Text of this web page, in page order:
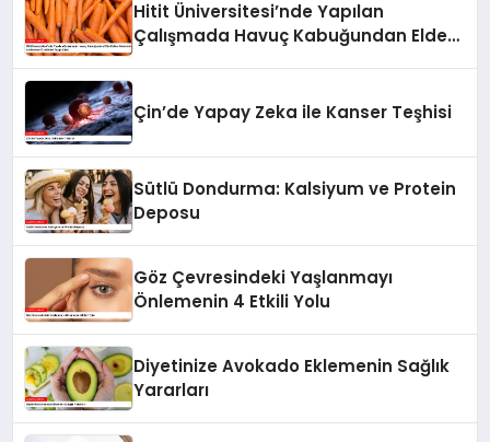
Hitit Üniversitesi’nde Yapılan
Çalışmada Havuç Kabuğundan Elde
Çin’de Yapay Zeka ile Kanser Teşhisi
Sütlü Dondurma: Kalsiyum ve Protein
Deposu
Göz Çevresindeki Yaşlanmayı
Önlemenin 4 Etkili Yolu
Diyetinize Avokado Eklemenin Sağlık
Yararları